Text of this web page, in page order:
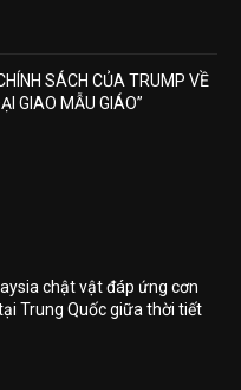
SÁCH CỦA TRUMP VỀ
GIAO MẪU GIÁO”
chật vật đáp ứng cơn
Trung Quốc giữa thời tiết